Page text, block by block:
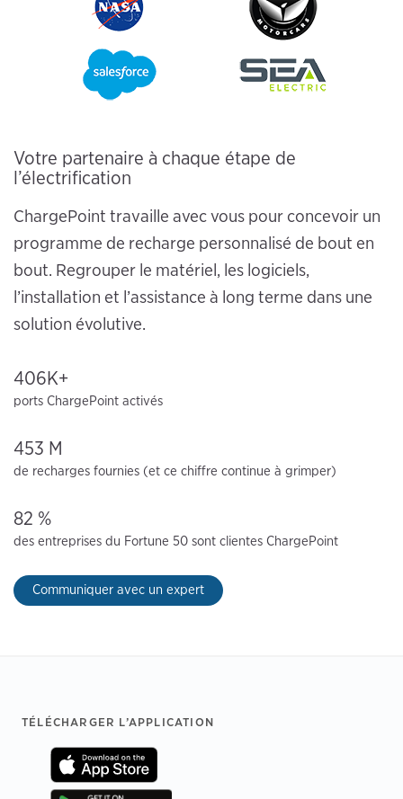
Votre partenaire à chaque étape de
l’électrification
ChargePoint travaille avec vous pour concevoir un
programme de recharge personnalisé de bout en
bout. Regrouper le matériel, les logiciels,
l’installation et l’assistance à long terme dans une
solution évolutive.
406K+
ports ChargePoint activés
453 M
de recharges fournies (et ce chiffre continue à grimper)
82 %
des entreprises du Fortune 50 sont clientes ChargePoint
Communiquer avec un expert
Footer
TÉLÉCHARGER L’APPLICATION